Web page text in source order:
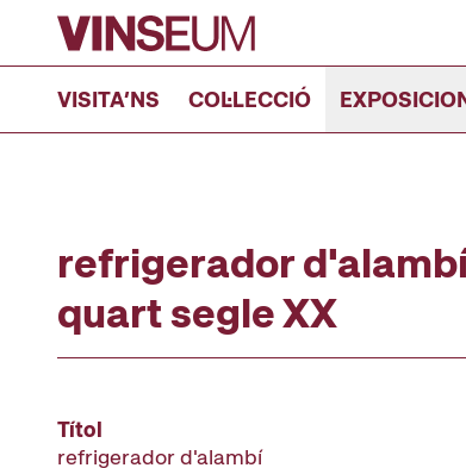
Anar al contingut
VISITA’NS COL·LECCIÓ
refrigerador
quart segle XX
Títol
refrigerador d'alambí